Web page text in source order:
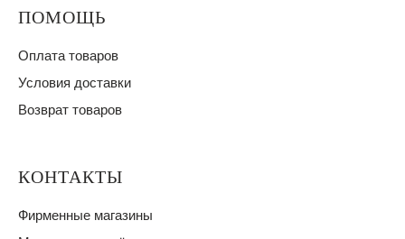
ПОМОЩЬ
Оплата товаров
Условия доставки
Возврат товаров
КОНТАКТЫ
Фирменные магазины